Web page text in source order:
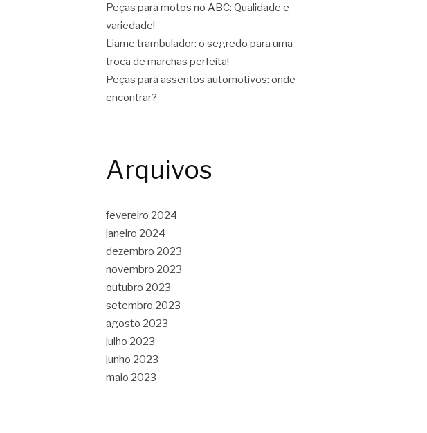
Peças para motos no ABC: Qualidade e
variedade!
Liame trambulador: o segredo para uma
troca de marchas perfeita!
Peças para assentos automotivos: onde
encontrar?
Arquivos
fevereiro 2024
janeiro 2024
dezembro 2023
novembro 2023
outubro 2023
setembro 2023
agosto 2023
julho 2023
junho 2023
maio 2023